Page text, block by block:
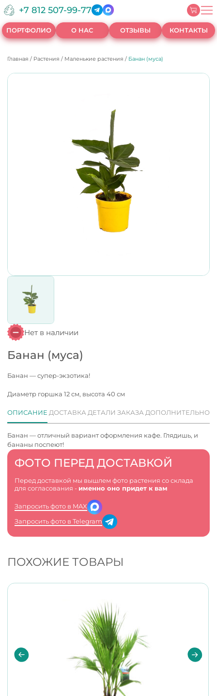
+7 812 507-99-77
ПОРТФОЛИО О НАС ОТЗЫВЫ КОНТАКТЫ
Главная / Растения / Маленькие растения / Банан (муса)
Нет в наличии
Банан (муса)
Банан — супер-экзотика!
Диаметр горшка 12 см, высота 40 см
ФОТО ПЕРЕД ДОСТАВКОЙ
Перед доставкой мы вышлем фото растения со склада
для согласования - именно оно придет к вам
Запросить фото в MAX
Запросить фото в Telegram
ОПИСАНИЕ ДОСТАВКА ДЕТАЛИ ЗАКАЗА ДОПОЛНИТЕЛЬНО
Банан — отличный вариант оформления кафе. Глядишь, и
бананы поспеют!
ПОХОЖИЕ ТОВАРЫ